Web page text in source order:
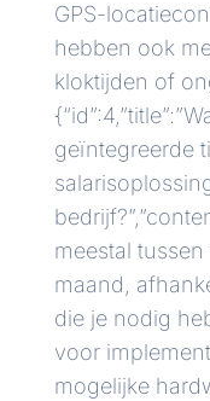
GPS-
hebben ook
kloktijden of
geïntegreerde
meestal
maand,
die je nodig
voor
mogelijke